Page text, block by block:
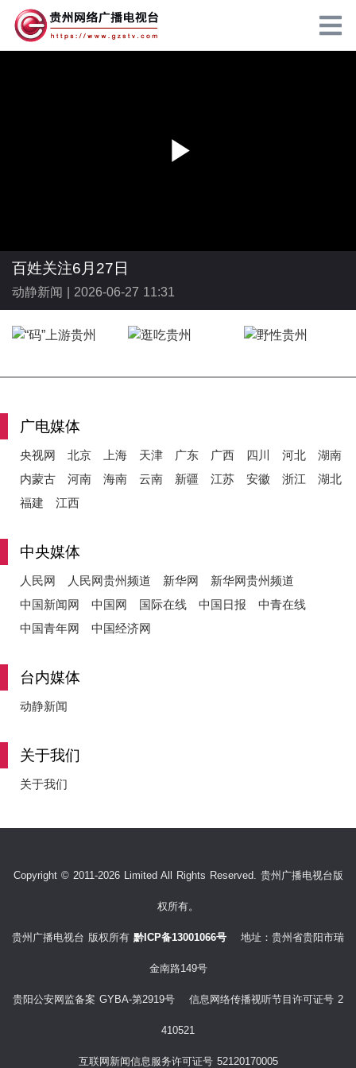
a
i
百姓关注6月27日
动静新闻 | 2026-06-27 11:31
广电媒体
央视网 北京 上海 天津 广东 广西 四川 河北
湖南
内蒙古
河南 海南 云南 新疆 江苏 安徽 浙江
湖北
福建
江西
中央媒体
人民网 人民网贵州频道 新华网
新华网贵州频道
中国新闻网
中国网 国际在线 中国日报
中青在线
中国青年网
中国经济网
台内媒体
动静新闻
关于我们
关于我们
Copyright © 2011-2026 Limited All Rights Reserved. 贵州广播电视台版
权所有。
贵州广播电视台 版权所有 黔ICP备13001066号 地址：贵州省贵阳市瑞
金南路149号
贵阳公安网监备案 GYBA-第2919号 信息网络传播视听节目许可证号 2
410521
互联网新闻信息服务许可证号 52120170005